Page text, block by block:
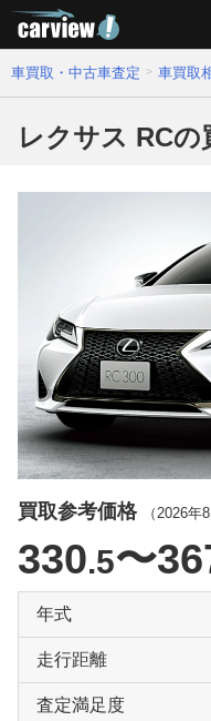
車買取・中古車査定 車買取
レクサス RCの
買取参考価格 （ 2026年8
330.5〜
年式
走行距離
査定満足度